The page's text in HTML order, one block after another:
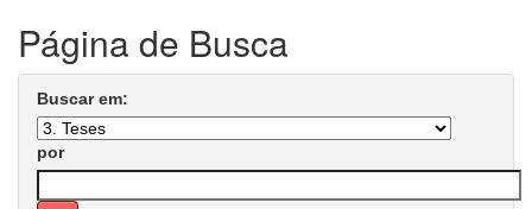
Página de Busca
Buscar em:
por